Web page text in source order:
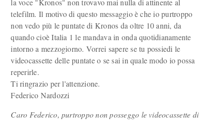
la voce "Kronos" non trovavo mai nulla di attinente al
telefilm. Il motivo di questo messaggio è che io purtroppo
non vedo più le puntate di Kronos da oltre 10 anni, da
quando cioè Italia 1 le mandava in onda quotidianamente
intorno a mezzogiorno. Vorrei sapere se tu possiedi le
videocassette delle puntate o se sai in quale modo io possa
reperirle.
Ti ringrazio per l'attenzione.
Federico Nardozzi
Caro Federico, purtroppo non posseggo le videocassette di